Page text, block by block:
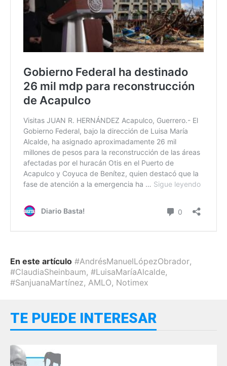
En este artículo #AndrésManuelLópezObrador,
#ClaudiaSheinbaum, #LuisaMaríaAlcalde,
#SanjuanaMartínez, AMLO, Notimex
TE PUEDE INTERESAR